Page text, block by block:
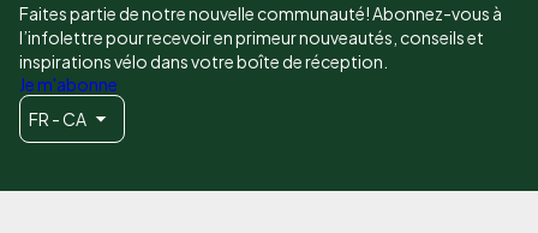
Faites partie de notre nouvelle communauté! Abonnez-vous à
l’infolettre pour recevoir en primeur nouveautés, conseils et
inspirations vélo dans votre boîte de réception.
Je m'abonne
FR - CA